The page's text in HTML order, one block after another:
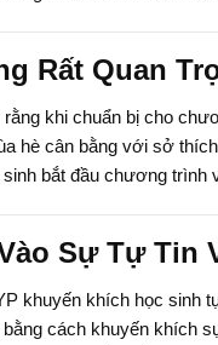
Rất Quan
khi chuẩn bị cho
hè cân bằng với sở
bắt đầu chương
Sự Tự Tin
khuyến khích học sinh
cách khuyến khích